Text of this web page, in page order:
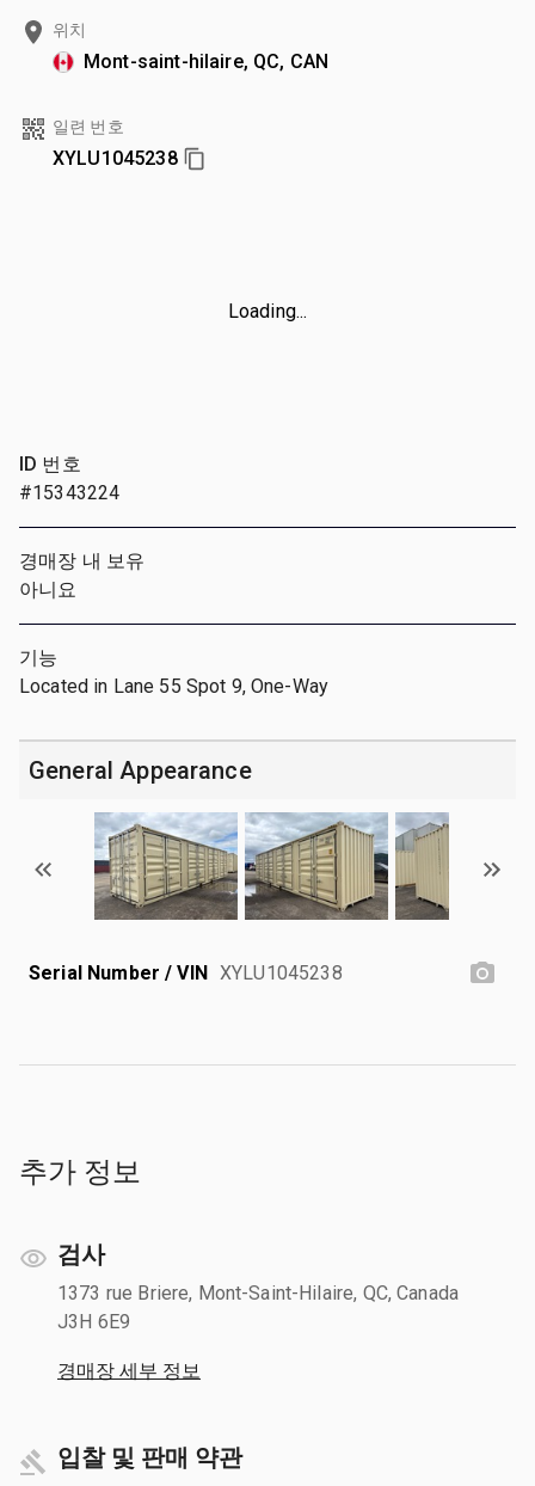
위치
Mont-saint-hilaire, QC, CAN
일련 번호
XYLU1045238
Loading...
ID 번호
#15343224
경매장 내 보유
아니요
기능
Located in Lane 55 Spot 9, One-Way
General Appearance
Serial Number / VIN XYLU1045238
추가 정보
검사
1373 rue Briere, Mont-Saint-Hilaire, QC, Canada
J3H 6E9
경매장 세부 정보
입찰 및 판매 약관